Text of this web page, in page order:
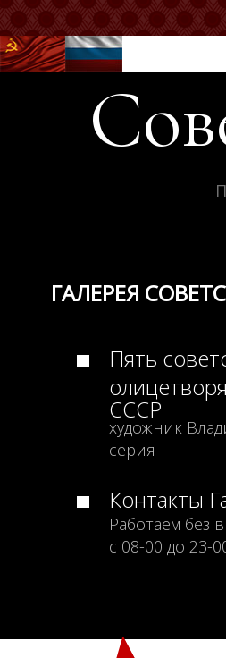
ГАЛЕРЕЯ
Пять
СССР
художник
серия
Контакты
Работаем без
с 08-00 до 23-